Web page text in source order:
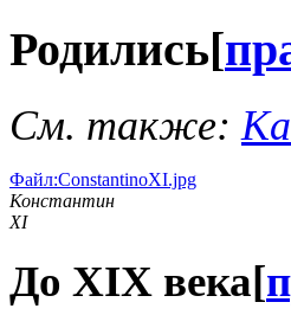
Родились[
См. также:
Файл:ConstantinoXI.jpg
Константин
XI
До XIX века[